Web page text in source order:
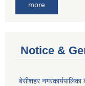
more
Notice &
बे‍‍सीशहर